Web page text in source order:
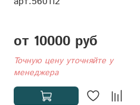
от 10000 руб
Точную цену уточняйте у
менеджера